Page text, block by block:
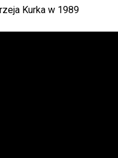
Kurka w 1989